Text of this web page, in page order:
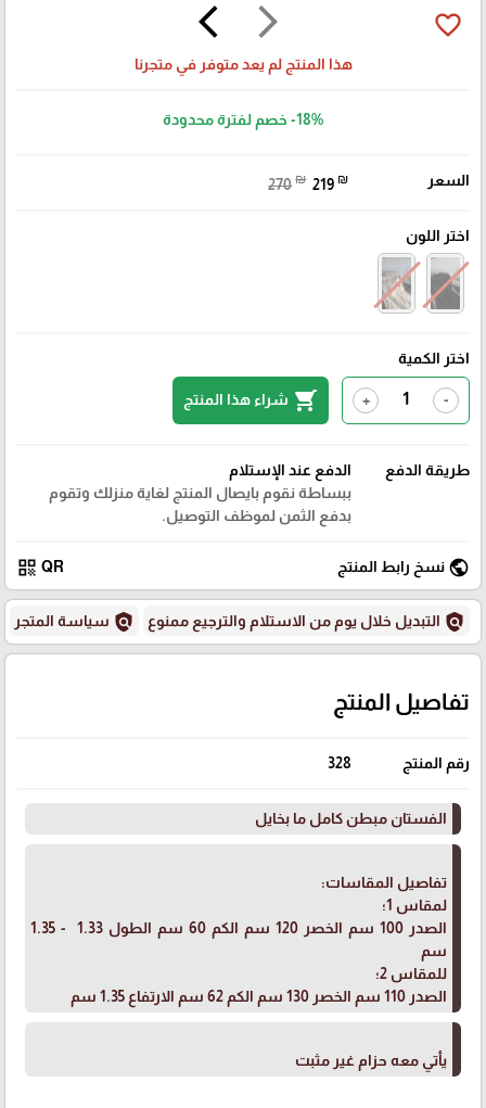
arrow_forward_ios
arrow_back_ios favorite_border
هذا المنتج لم يعد متوفر في متجرنا
-18% خصم لفترة محدودة
السعر 270 ₪ 219 ₪
اختر اللون
اختر الكمية
-
+
shopping_cart شراء هذا المنتج
طريقة الدفع
الدفع عند الإستلام
ببساطة نقوم بايصال المنتج لغاية منزلك وتقوم
بدفع الثمن لموظف التوصيل.
public نسخ رابط المنتج QR
qr_code
policy التبديل خلال يوم من الاستلام والترجيع ممنوع policy سياسة المتجر
تفاصيل المنتج
رقم المنتج 328
الفستان مبطن كامل ما بخايل
تفاصيل المقاسات:
لمقاس 1؛
الصدر 100 سم الخصر 120 سم الكم 60 سم الطول 1.33 - 1.35
سم
للمقاس 2؛
الصدر 110 سم الخصر 130 سم الكم 62 سم ​​الارتفاع 1.35 سم
يأتي معه حزام غير مثبت